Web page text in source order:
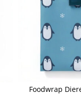
Foodwrap